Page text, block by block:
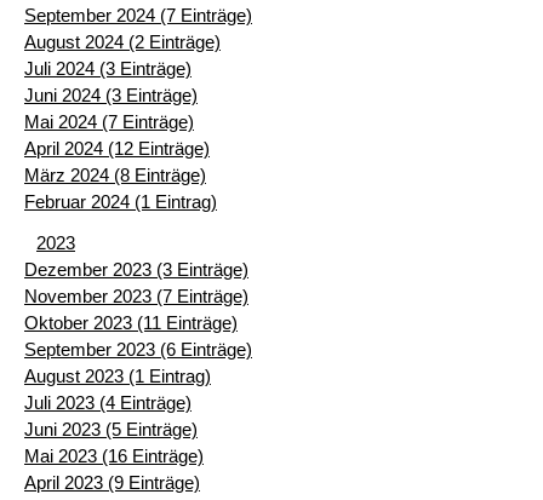
September 2024 (7 Einträge)
August 2024 (2 Einträge)
Juli 2024 (3 Einträge)
Juni 2024 (3 Einträge)
Mai 2024 (7 Einträge)
April 2024 (12 Einträge)
März 2024 (8 Einträge)
Februar 2024 (1 Eintrag)
2023
Dezember 2023 (3 Einträge)
November 2023 (7 Einträge)
Oktober 2023 (11 Einträge)
September 2023 (6 Einträge)
August 2023 (1 Eintrag)
Juli 2023 (4 Einträge)
Juni 2023 (5 Einträge)
Mai 2023 (16 Einträge)
April 2023 (9 Einträge)